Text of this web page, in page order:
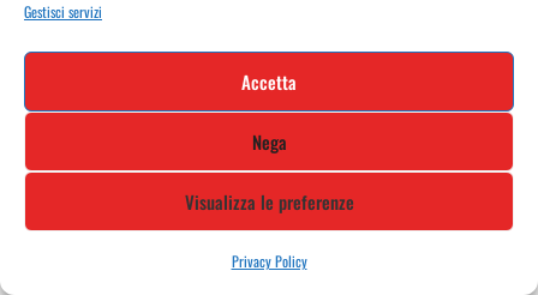
Gestisci servizi
Accetta
Nega
Visualizza le preferenze
Privacy Policy